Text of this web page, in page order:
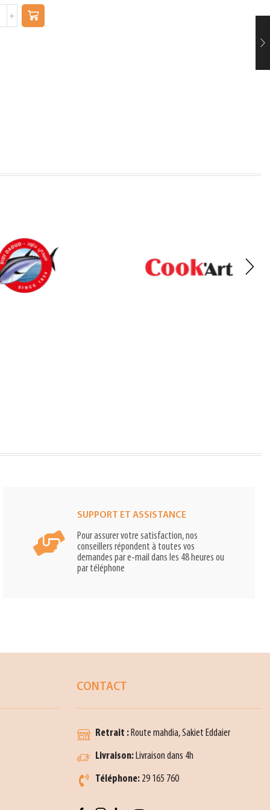
SUPPORT ET ASSISTANCE
Pour assurer votre satisfaction, nos
conseillers répondent à toutes vos
demandes par e-mail dans les 48 heures ou
par téléphone
CONTACT
Retrait : Route mahdia, Sakiet Eddaier
Livraison: Livraison dans 4h
Téléphone: 29 165 760